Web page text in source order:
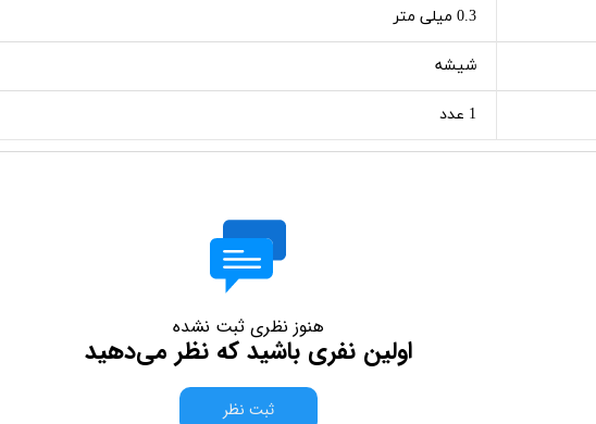
0.3 میلی متر
شیشه
1 عدد
هنوز نظری ثبت نشده
اولین نفری باشید که نظر می‌دهید
ثبت نظر